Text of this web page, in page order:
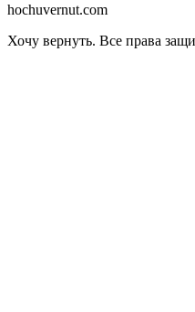
hochuvernut.com
Хочу вернуть. Все права